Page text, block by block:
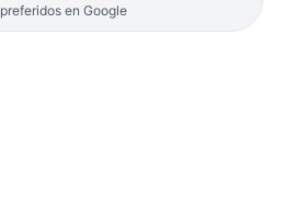
preferidos en Google